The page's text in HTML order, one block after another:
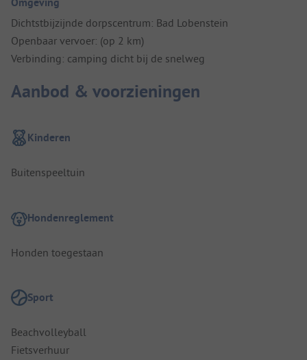
Dichtstbijzijnde dorpscentrum: Bad Lobenstein
Openbaar vervoer: (op 2 km)
Verbinding: camping dicht bij de snelweg
Aanbod & voorzieningen
Kinderen
Buitenspeeltuin
Hondenreglement
Honden toegestaan
Sport
Beachvolleyball
Fietsverhuur